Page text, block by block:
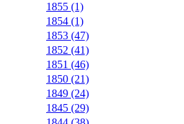
1855 (1)
1854 (1)
1853 (47)
1852 (41)
1851 (46)
1850 (21)
1849 (24)
1845 (29)